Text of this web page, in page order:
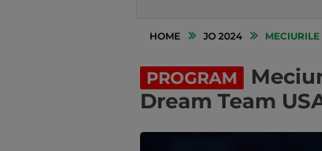
HOME JO 2024
PROGRAM
Dream Team